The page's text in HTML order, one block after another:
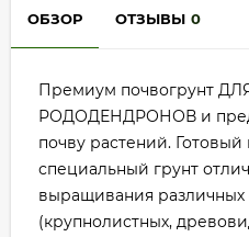
ОБЗОР ОТЗЫВЫ 0
Премиум почвогрунт
РОДОДЕНДРОНОВ и
почву растений.
специальный грунт
выращивания различных
(крупнолистных,